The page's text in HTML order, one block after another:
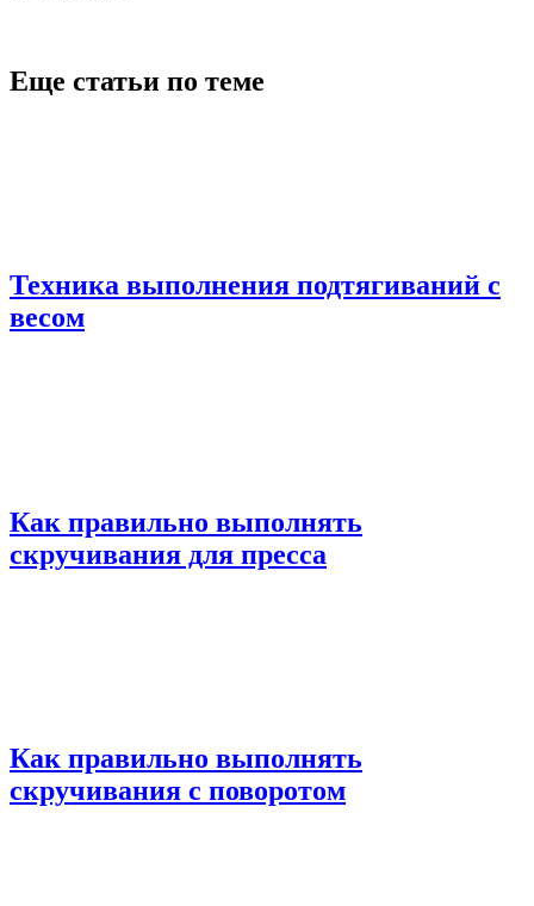
Еще статьи по теме
Техника выполнения подтягиваний с
весом
Как правильно выполнять
скручивания для пресса
Как правильно выполнять
скручивания с поворотом